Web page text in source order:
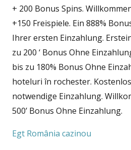
+ 200 Bonus Spins.
+150 Freispiele. Ein 888%
Ihrer ersten Einzahlung.
zu 200 ‘ Bonus Ohne
bis zu 180% Bonus Ohne
hoteluri în rochester.
notwendige Einzahlung.
500’ Bonus Ohne Einzahlung.
Egt România cazinou